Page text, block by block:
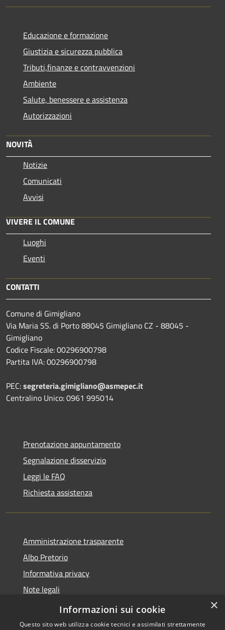
Educazione e formazione
Giustizia e sicurezza pubblica
Tributi,finanze e contravvenzioni
Ambiente
Salute, benessere e assistenza
Autorizzazioni
NOVITÀ
Notizie
Comunicati
Avvisi
VIVERE IL COMUNE
Luoghi
Eventi
CONTATTI
Comune di Gimigliano
Via Maria SS. di Porto 88045 Gimigliano CZ - 88045 -
Gimigliano
Codice Fiscale: 00296900798
Partita IVA: 00296900798
PEC:segreteria.gimigliano@asmepec.it
Centralino Unico: 0961 995014
Prenotazione appuntamento
Segnalazione disservizio
Leggi le FAQ
Richiesta assistenza
Amministrazione trasparente
Albo Pretorio
Informativa privacy
Note legali
Dichiarazione di accessibilità
×
Informazioni sui cookie
Questo sito web utilizza cookie tecnici e assimilati strettamente